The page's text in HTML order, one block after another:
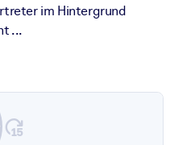
im Hintergrund
...